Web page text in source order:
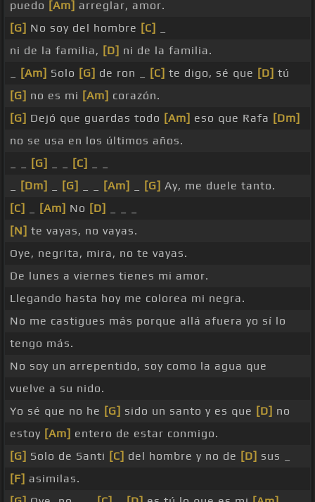
puedo [Am] arreglar, amor.
[G] No soy del hombre [C]
ni de la familia, [D] ni de la familia.
[Am] Solo [G] de ron _ [C] te digo, sé que [D] tú
[G] no es mi [Am] corazón.
[G] Dejó que guardas todo [Am] eso que Rafa [Dm]
no se usa en los últimos años.
[G] [C]
[Dm] [G] [Am] [G] Ay, me duele tanto.
[C]
[Am] No [D]
[N] te vayas, no vayas.
Oye, negrita, mira, no te vayas.
De lunes a viernes tienes mi amor.
Llegando hasta hoy me colorea mi negra.
No me castigues más porque allá afuera yo sí lo
tengo más.
No soy un arrepentido, soy como la agua que
vuelve a su nido.
Yo sé que no he [G] sido un santo y es que [D] no
estoy [Am] entero de estar conmigo.
[G] Solo de Santi [C] del hombre y no de [D] sus _
[F] asimilas.